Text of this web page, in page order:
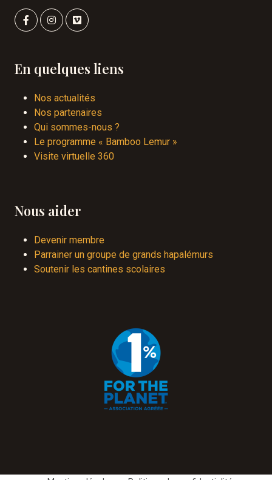
En quelques liens
Nos actualités
Nos partenaires
Qui sommes-nous ?
Le programme « Bamboo Lemur »
Visite virtuelle 360
Nous aider
Devenir membre
Parrainer un groupe de grands hapalémurs
Soutenir les cantines scolaires